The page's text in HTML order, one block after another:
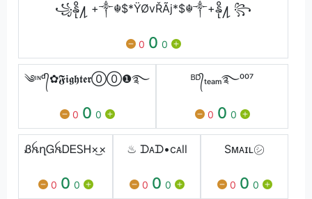
꧁နို႔ +༒☬$*ŸØvŘÃj*$☬༒+နို႔ ꧂
0 0 0
༄ᶦᶰᵈ᭄✿𝕱𝖎𝖌𝖍𝖙𝖊𝖗⓪⓪❶࿐
0 0 0
ᴮᴰ᭄ₜₑₐₘ࿐⁰⁰⁷
0 0 0
ᏰꫝղᏀꫝᎠᎬᏚᎻ×͜×
0 0 0
♨ ᗪᴀᗪ•cᴀll
0 0 0
Sᴍᴀɪʟ㋛︎
0 0 0